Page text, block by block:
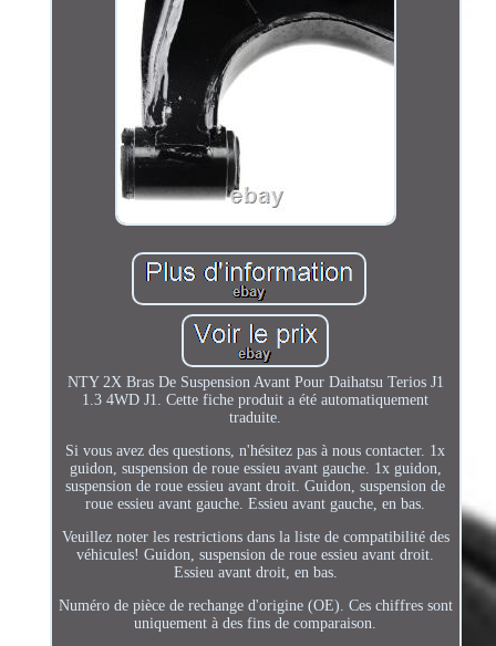
NTY 2X Bras De Suspension Avant Pour Daihatsu Terios J1
1.3 4WD J1. Cette fiche produit a été automatiquement
traduite.
Si vous avez des questions, n'hésitez pas à nous contacter. 1x
guidon, suspension de roue essieu avant gauche. 1x guidon,
suspension de roue essieu avant droit. Guidon, suspension de
roue essieu avant gauche. Essieu avant gauche, en bas.
Veuillez noter les restrictions dans la liste de compatibilité des
véhicules! Guidon, suspension de roue essieu avant droit.
Essieu avant droit, en bas.
Numéro de pièce de rechange d'origine (OE). Ces chiffres sont
uniquement à des fins de comparaison.